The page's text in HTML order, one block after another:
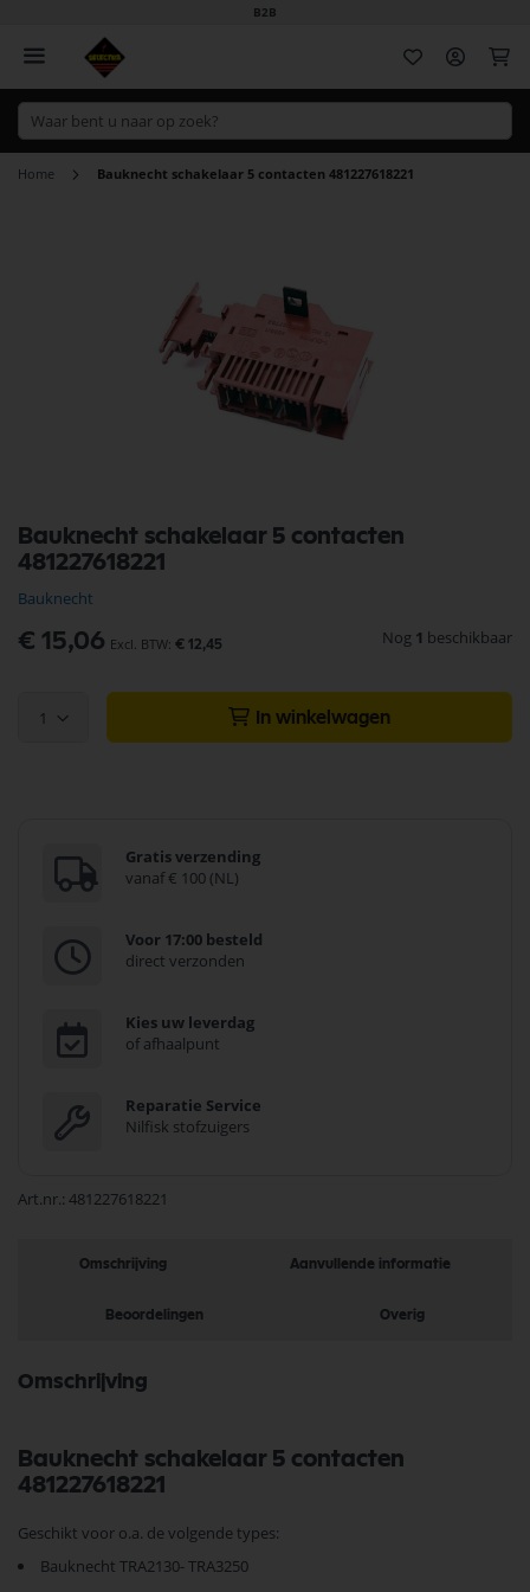
B2B
Home Bauknecht schakelaar 5 contacten 481227618221
Bauknecht schakelaar 5 contacten
481227618221
Bauknecht
€ 15,06 € 12,45 Nog 1 beschikbaar
1 In winkelwagen
Gratis verzending
vanaf € 100 (NL)
Voor 17:00 besteld
direct verzonden
Kies uw leverdag
of afhaalpunt
Reparatie Service
Nilfisk stofzuigers
Art.nr. 481227618221
naar
het
van
de
afbeeldingen-
Omschrijving Aanvullende informatie
Beoordelingen Overig
Omschrijving
Bauknecht schakelaar 5 contacten
481227618221
Geschikt voor o.a. de volgende types:
Bauknecht TRA2130- TRA3250